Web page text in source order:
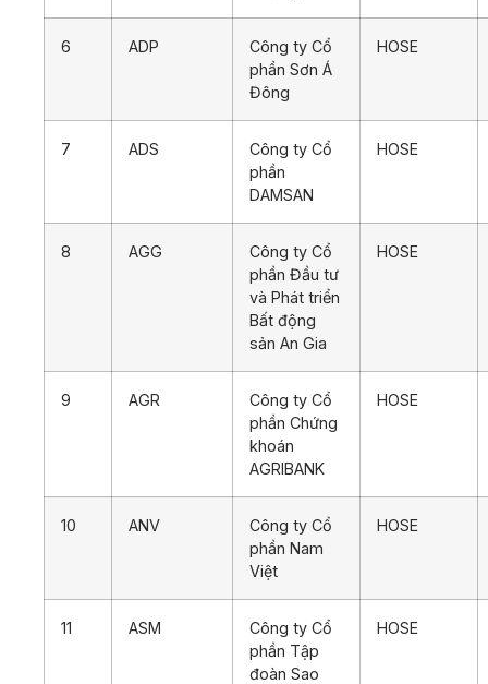
6 ADP
Công ty Cổ
phần Sơn Á
Đông
HOSE
7 ADS
Công ty Cổ
phần
DAMSAN
HOSE
8 AGG
Công ty Cổ
phần Đầu tư
và Phát triển
Bất động
sản An Gia
HOSE
9 AGR
Công ty Cổ
phần Chứng
khoán
AGRIBANK
HOSE
10 ANV
Công ty Cổ
phần Nam
Việt
HOSE
11 ASM
Công ty Cổ
phần Tập
đoàn Sao
HOSE